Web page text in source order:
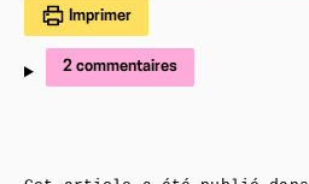
Imprimer
2 commentaires